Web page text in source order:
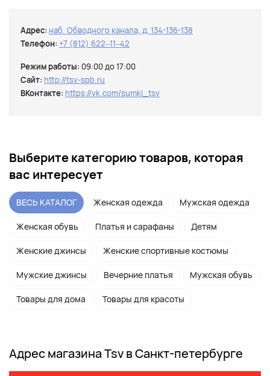
Адрес: наб. Обводного канала, д. 134-136-138
Телефон: +7 (812) 622‒11‒42
Режим работы: 09:00 до 17:00
Сайт: http://tsv-spb.ru
ВКонтакте: https://vk.com/sumki_tsv
Выберите категорию товаров, которая
вас интересует
ВЕСЬ КАТАЛОГ Женская одежда Мужская одежда
Женская обувь Платья и сарафаны Детям
Женские джинсы Женские спортивные костюмы
Мужские джинсы Вечерние платья Мужская обувь
Товары для дома Товары для красоты
Адрес магазина Tsv в Санкт-петербурге